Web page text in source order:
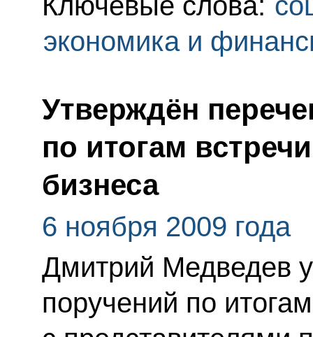
экономика и
Утверждён
по итогам
бизнеса
6 ноября 2009 года
Дмитрий Медведев
поручений по